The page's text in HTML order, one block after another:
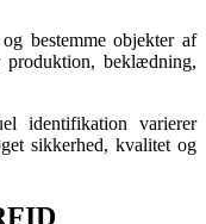
bestemme objekter af
beklædning,
identifikation varierer
sikkerhed, kvalitet og